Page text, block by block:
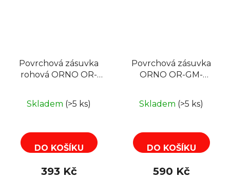
Povrchová zásuvka
rohová ORNO OR-
bez vidlice, stříbrná
Skladem (>5 ks)
DO KOŠÍKU
393 Kč
Povrchová zásuvka
ORNO OR-GM-
USB (A+C type; 2.4A),
Skladem (>5 ks)
DO KOŠÍKU
590 Kč